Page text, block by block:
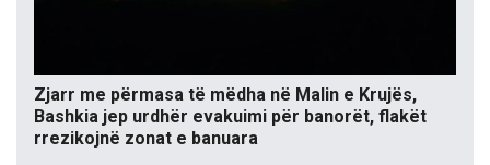
Zjarr me përmasa të mëdha në Malin e Krujës,
Bashkia jep urdhër evakuimi për banorët, flakët
rrezikojnë zonat e banuara